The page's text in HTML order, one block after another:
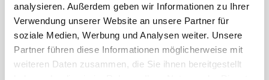
analysieren. Außerdem geben wir Informationen zu Ihrer
Verwendung unserer Website an unsere Partner für
soziale Medien, Werbung und Analysen weiter. Unsere
Partner führen diese Informationen möglicherweise mit
weiteren Daten zusammen, die Sie ihnen bereitgestellt
VERGÜTUNG & PRODUKTE
Wir bieten eine transparente und verlässliche Vergütung,
abgestimmt auf Ihr Projekt: